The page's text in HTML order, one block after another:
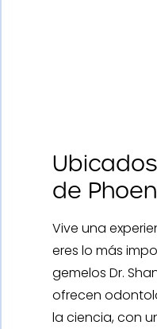
de
Vive una
eres lo más
gemelos Dr.
ofrecen
la ciencia, con